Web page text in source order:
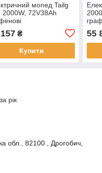
мопед Tailg
2000W, 72V38Ah
₴
Купити
55
рік
обл., 82100 , Дрогобич,